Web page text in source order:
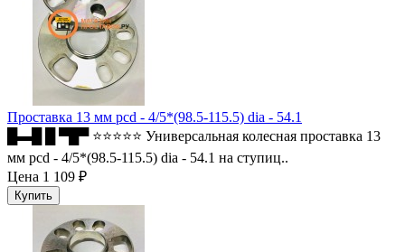
Проставка 13 мм pcd - 4/5*(98.5-115.5) dia - 54.1
█▬█ █ ▀█▀ ⭐⭐⭐⭐⭐ Универсальная колесная проставка 13
мм pcd - 4/5*(98.5-115.5) dia - 54.1 на ступиц..
Цена 1 109 ₽